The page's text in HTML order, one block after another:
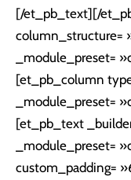
[/et_pb_text][/
column_structure=
_module_preset=
[et_pb_column
_module_preset=
[et_pb_text
_module_preset=
custom_padding=